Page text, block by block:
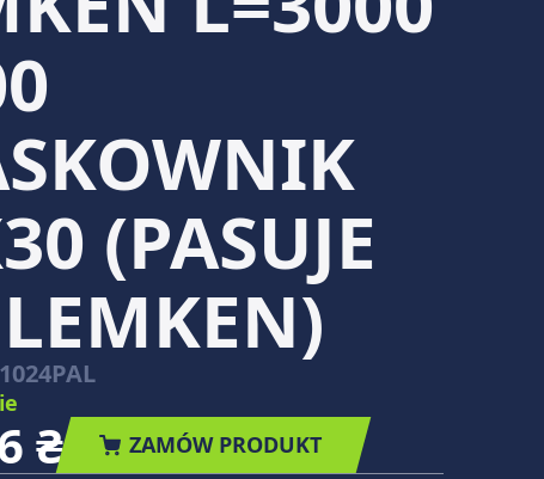
(PASUJE
₴ ZAMÓW PRODUKT